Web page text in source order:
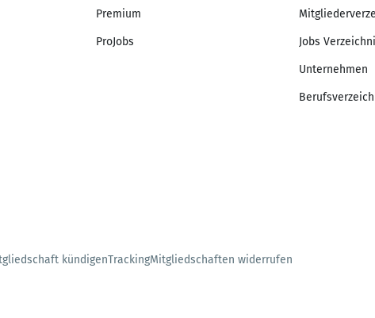
Premium
ProJobs Jobs
Unternehmen
kündigenTrackingMitgliedschaften widerrufen